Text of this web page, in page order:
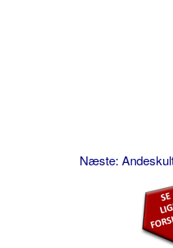
Næste: